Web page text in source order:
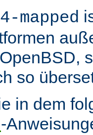
mapped
so
in dem
-